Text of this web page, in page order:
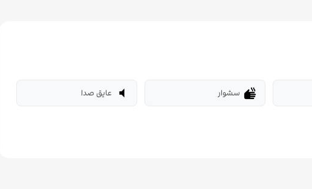
dry سشوار volume_mute عایق صدا